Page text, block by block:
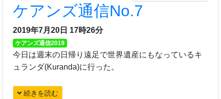
ケアンズ通信No.7
2019年7月20日 17時26分
ケアンズ通信2019
今日は週末の日帰り遠足で世界遺産にもなっているキ
ュランダ(Kuranda)に行った。
続きを読む